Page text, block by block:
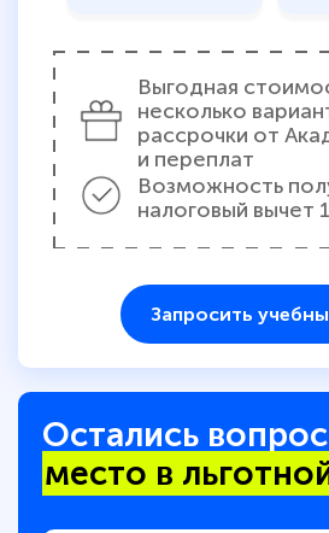
Выгодная
несколько
рассрочки от
и переплат
Возможность
налоговый вычет
Запросить
Остались
место в